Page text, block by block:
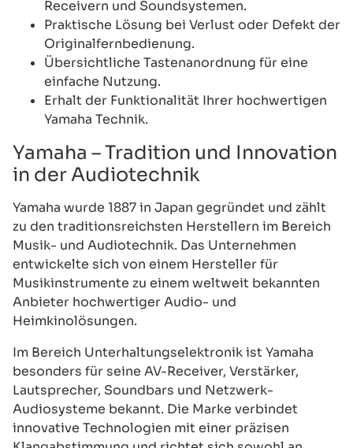
Receivern und Soundsystemen.
Praktische Lösung bei Verlust oder Defekt der
Originalfernbedienung.
Übersichtliche Tastenanordnung für eine
einfache Nutzung.
Erhalt der Funktionalität Ihrer hochwertigen
Yamaha Technik.
Yamaha – Tradition und Innovation
in der Audiotechnik
Yamaha wurde 1887 in Japan gegründet und zählt
zu den traditionsreichsten Herstellern im Bereich
Musik- und Audiotechnik. Das Unternehmen
entwickelte sich von einem Hersteller für
Musikinstrumente zu einem weltweit bekannten
Anbieter hochwertiger Audio- und
Heimkinolösungen.
Im Bereich Unterhaltungselektronik ist Yamaha
besonders für seine AV-Receiver, Verstärker,
Lautsprecher, Soundbars und Netzwerk-
Audiosysteme bekannt. Die Marke verbindet
innovative Technologien mit einer präzisen